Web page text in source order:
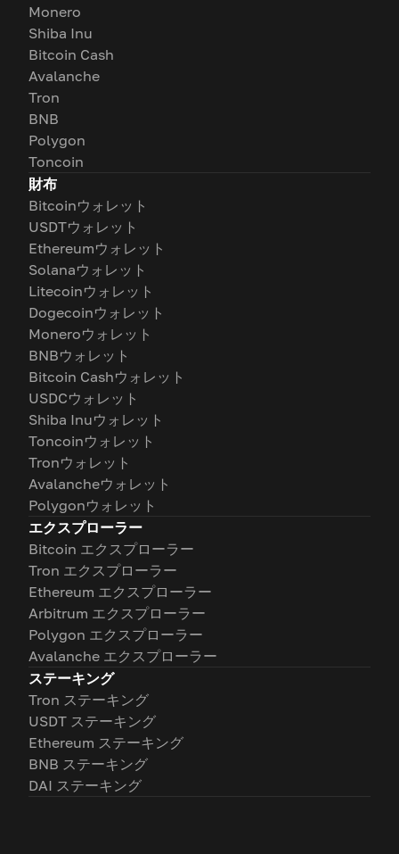
Monero
Shiba Inu
Bitcoin Cash
Avalanche
Tron
BNB
Polygon
Toncoin
財布
Bitcoinウォレット
USDTウォレット
Ethereumウォレット
Solanaウォレット
Litecoinウォレット
Dogecoinウォレット
Moneroウォレット
BNBウォレット
Bitcoin Cashウォレット
USDCウォレット
Shiba Inuウォレット
Toncoinウォレット
Tronウォレット
Avalancheウォレット
Polygonウォレット
エクスプローラー
Bitcoin エクスプローラー
Tron エクスプローラー
Ethereum エクスプローラー
Arbitrum エクスプローラー
Polygon エクスプローラー
Avalanche エクスプローラー
ステーキング
Tron ステーキング
USDT ステーキング
Ethereum ステーキング
BNB ステーキング
DAI ステーキング